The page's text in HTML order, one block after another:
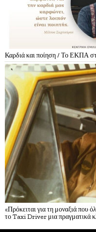
Καρδιά και ποίηση / Το ΕΚΠΑ
«Πρόκειται για τη μοναξιά που
το Taxi Driver μια πραγματικά